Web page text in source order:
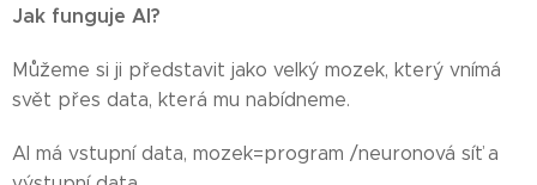
Jak funguje AI?
Můžeme si ji představit jako velký mozek, který vnímá
svět přes data, která mu nabídneme.
AI má vstupní data, mozek=program /neuronová síť a